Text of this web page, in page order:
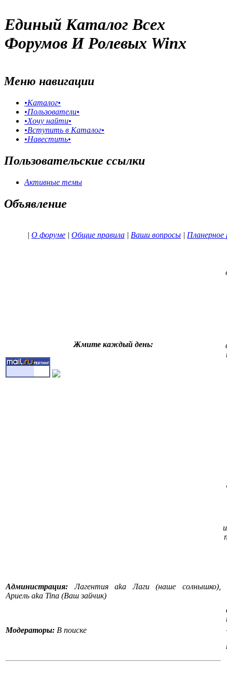
Единый Каталог Всех
Форумов И Ролевых Winx
Меню навигации
•Каталог•
•Пользователи•
•Хочу найти•
•Вступить в Каталог•
•Навестить•
Пользовательские ссылки
Активные темы
Объявление
| О форуме | Общие правила | Ваши вопросы | Планерное
Жмите каждый день:
Администрация:
Лагентия aka Лаги (наше солнышко),
Ариель aka Tina (Ваш зайчик)
Модераторы: В поиске